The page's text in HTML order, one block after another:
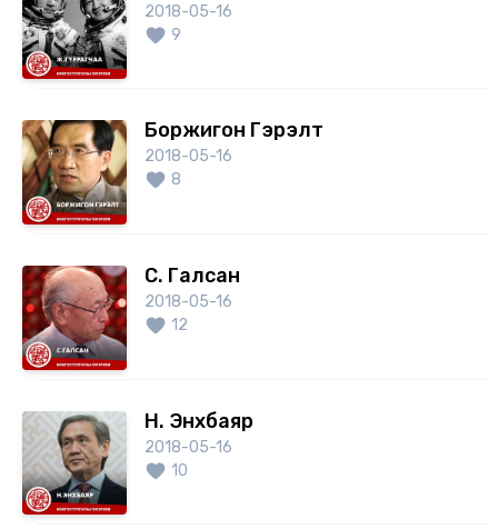
2018-05-16
9
Боржигон Гэрэлт
2018-05-16
8
С. Галсан
2018-05-16
12
Н. Энхбаяр
2018-05-16
10